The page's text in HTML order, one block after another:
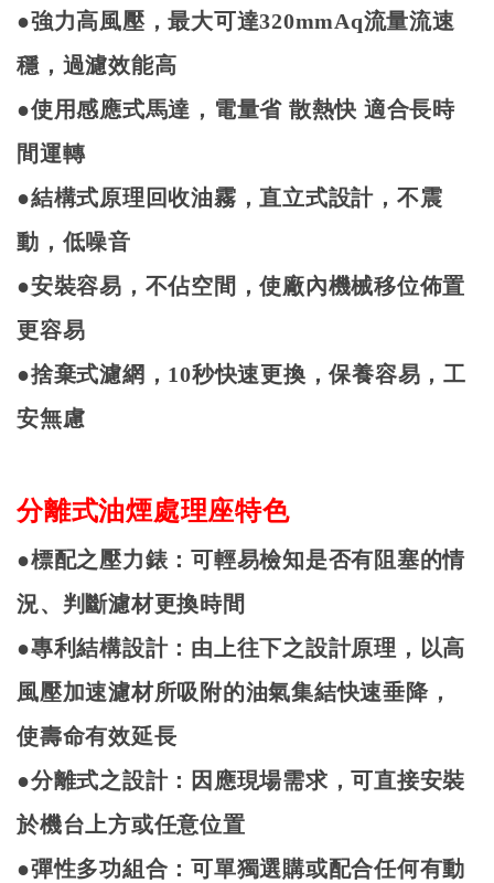
●強力高風壓，最大可達320mmAq流量流速
穩，過濾效能高
●使用感應式馬達，電量省 散熱快 適合長時
間運轉
●結構式原理回收油霧，直立式設計，不震
動，低噪音
●安裝容易，不佔空間，使廠內機械移位佈置
更容易
●捨棄式濾網， 10秒快速更換，保養容易，工
安無慮
分離式油煙處理座特色
●標配之壓力錶：可輕易檢知是否有阻塞的情
況、 判斷濾材更換時間
●專利結構設計：由上往下之設計原理，以高
風壓加速濾材所吸附的油氣集結快速垂降，
使壽命有效延長
●分離式之設計：因應現場需求，可直接安裝
於機台上方或任意位置
●彈性多功組合：可單獨選購或配合任何有動